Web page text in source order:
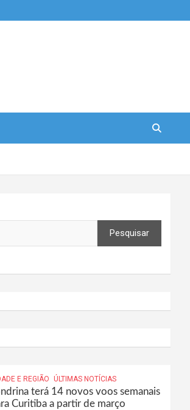
Pesquisar
E REGIÃO ÚLTIMAS NOTÍCIAS
terá 14 novos voos semanais
Curitiba a partir de março